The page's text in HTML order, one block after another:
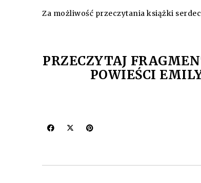
Za możliwość przeczytania książki
PRZECZYTAJ
POWIEŚCI